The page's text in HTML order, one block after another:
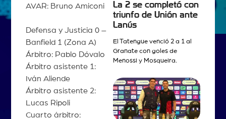
AVAR: Bruno Amiconi
Defensa y Justicia 0 –
Banfield 1 (Zona A)
Árbitro: Pablo Dóvalo
Árbitro asistente 1:
Iván Aliende
Árbitro asistente 2:
Lucas Ripoli
Cuarto árbitro:
La 2 se completó con
triunfo de Unión ante
Lanús
El Tatengue venció 2 a 1 al
Granate con goles de
Menossi y Mosqueira.